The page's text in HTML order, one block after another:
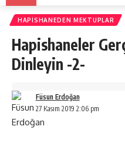
HAPISHANEDEN MEKTUPLAR
Hapishaneler
Dinleyin -2-
27 Kasım 2019 2:06 pm
Füsun Erdoğan